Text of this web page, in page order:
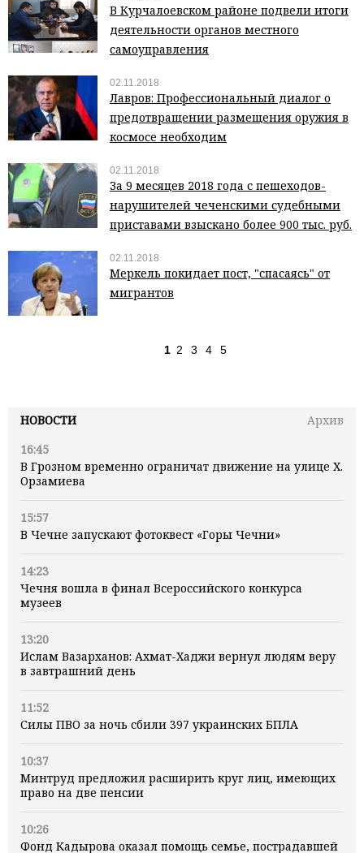
НОВОСТИ
Архив
16:45
В Грозном временно ограничат движение на улице Х.
Орзамиева
15:57
В Чечне запускают фотоквест «Горы Чечни»
14:23
Чечня вошла в финал Всероссийского конкурса
музеев
13:20
Ислам Вазарханов: Ахмат-Хаджи вернул людям веру
в завтрашний день
11:52
Силы ПВО за ночь сбили 397 украинских БПЛА
10:37
Минтруд предложил расширить круг лиц, имеющих
право на две пенсии
10:26
Фонд Кадырова оказал помощь семье, пострадавшей
В Курчалоевском районе подвели итоги
деятельности органов местного
самоуправления
02.11.2018
Лавров: Профессиональный диалог о
предотвращении размещения оружия в
космосе необходим
02.11.2018
За 9 месяцев 2018 года с пешеходов-
нарушителей чеченскими судебными
приставами взыскано более 900 тыс. руб.
02.11.2018
Меркель покидает пост, "спасаясь" от
мигрантов
1 2 3 4 5